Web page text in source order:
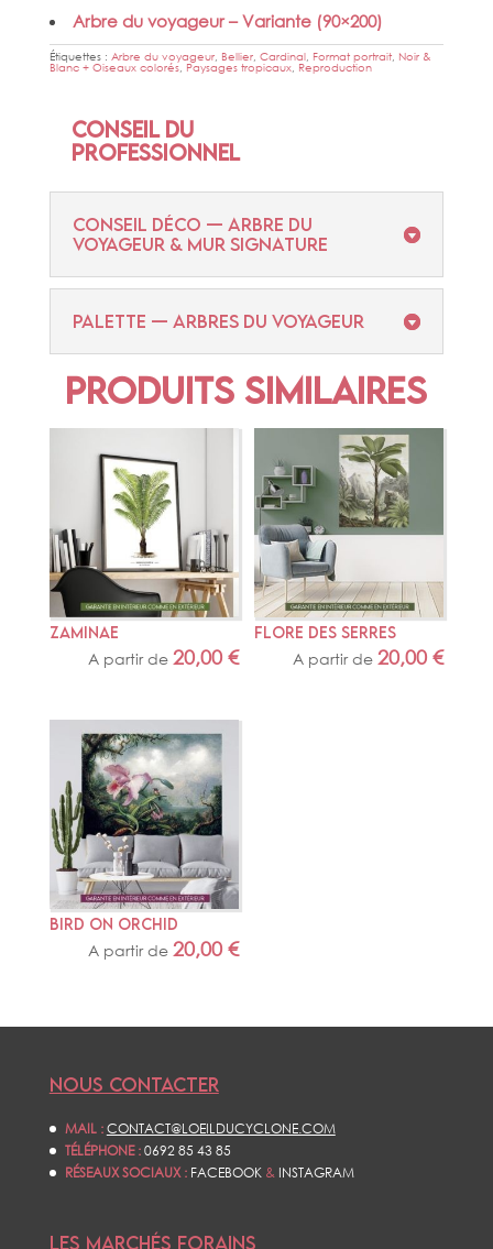
Arbre du voyageur – Variante (90×200)
Étiquettes : Arbre du voyageur, Bellier, Cardinal, Format portrait, Noir &
Blanc + Oiseaux colorés, Paysages tropicaux, Reproduction
Conseil du
professionnel
CONSEIL DÉCO — ARBRE DU
VOYAGEUR & MUR SIGNATURE
PALETTE — ARBRES DU VOYAGEUR
Produits similaires
ZAMINAE
A partir de 20,00 €
FLORE DES SERRES
A partir de20,00€
BIRD ON ORCHID
A partir de 20,00 €
NOUS CONTACTER
MAIL :CONTACT@LOEILDUCYCLONE.COM
TÉLÉPHONE :0692 85 43 85
RÉSEAUX SOCIAUX : FACEBOOK& INSTAGRAM
LES MARCHÉS FORAINS